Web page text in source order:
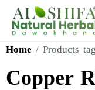
Home / Products
Copper